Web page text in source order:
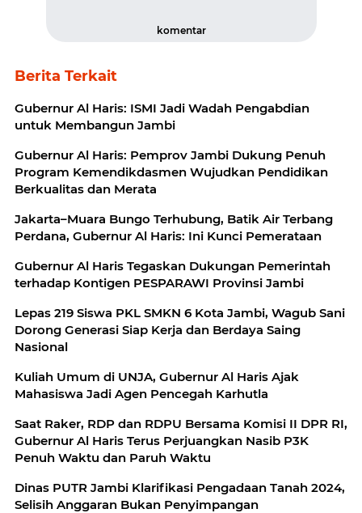
komentar
Berita Terkait
Gubernur Al Haris: ISMI Jadi Wadah Pengabdian
untuk Membangun Jambi
Gubernur Al Haris: Pemprov Jambi Dukung Penuh
Program Kemendikdasmen Wujudkan Pendidikan
Berkualitas dan Merata
Jakarta–Muara Bungo Terhubung, Batik Air Terbang
Perdana, Gubernur Al Haris: Ini Kunci Pemerataan
Gubernur Al Haris Tegaskan Dukungan Pemerintah
terhadap Kontigen PESPARAWI Provinsi Jambi
Lepas 219 Siswa PKL SMKN 6 Kota Jambi, Wagub Sani
Dorong Generasi Siap Kerja dan Berdaya Saing
Nasional
Kuliah Umum di UNJA, Gubernur Al Haris Ajak
Mahasiswa Jadi Agen Pencegah Karhutla
Saat Raker, RDP dan RDPU Bersama Komisi II DPR RI,
Gubernur Al Haris Terus Perjuangkan Nasib P3K
Penuh Waktu dan Paruh Waktu
Dinas PUTR Jambi Klarifikasi Pengadaan Tanah 2024,
Selisih Anggaran Bukan Penyimpangan